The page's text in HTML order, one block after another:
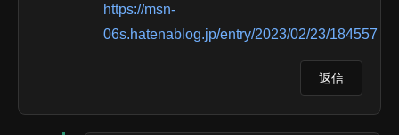
https://msn-
06s.hatenablog.jp/entry/2023/02/23/184557
返信